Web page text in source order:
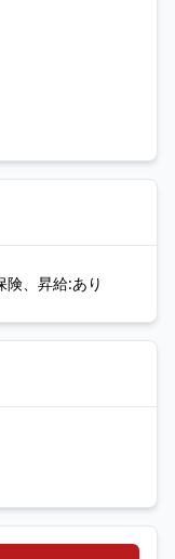
、昇給:あり